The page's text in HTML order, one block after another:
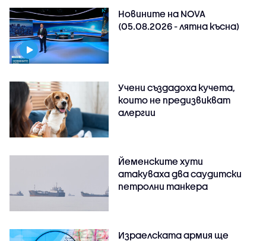
Новините на NOVA
(05.08.2026 - лятна късна)
Учени създадоха кучета,
които не предизвикват
алергии
Йеменските хути
атакуваха два саудитски
петролни танкера
Израелската армия ще